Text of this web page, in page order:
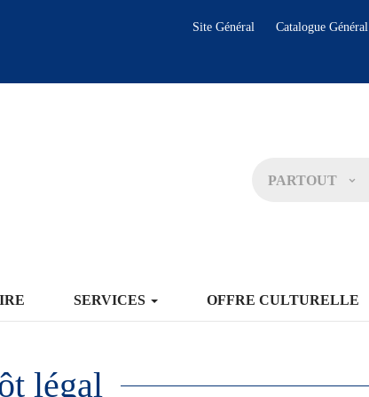
Site Général Catalogue Général
PARTOUT
SERVICES OFFRE CULTURELLE
légal